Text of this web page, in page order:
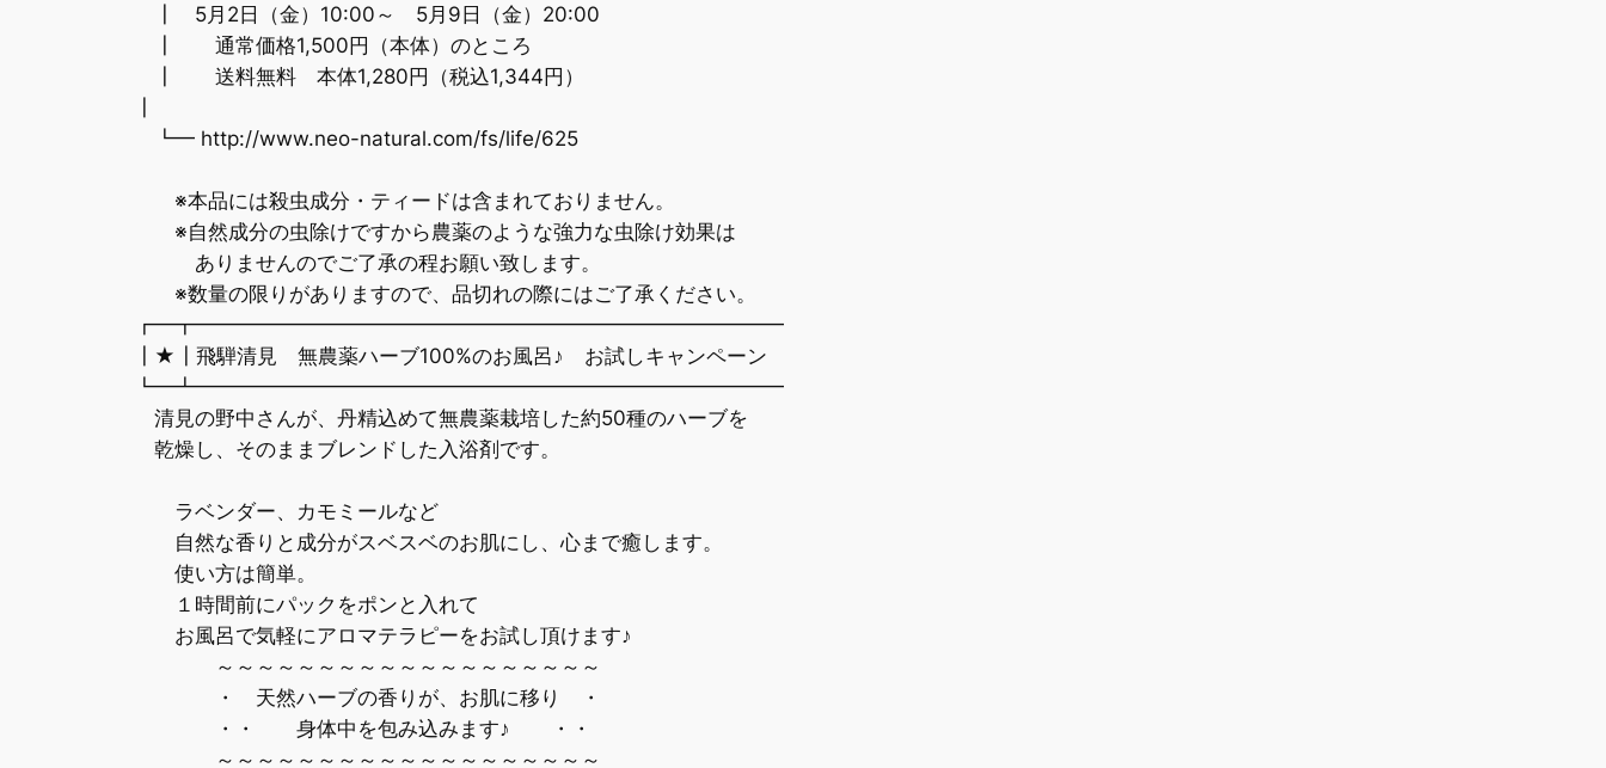
┃ 5月2日（金）10:00～ 5月9日（金）20:00
┃ 通常価格1,500円（本体）のところ
┃ 送料無料 本体1,280円（税込1,344円）
┗━ http://www.neo-natural.com/fs/life/625
※本品には殺虫成分・ティードは含まれておりません。
※自然成分の虫除けですから農薬のような強力な虫除け効果は
ありませんのでご了承の程お願い致します。
※数量の限りがありますので、品切れの際にはご了承ください。
┏━┳━━━━━━━━━━━━━━━━━━━━━━━━━━━━━
┃★┃飛騨清見 無農薬ハーブ100%のお風呂♪ お試しキャンペーン
┗━┻━━━━━━━━━━━━━━━━━━━━━━━━━━━━━
清見の野中さんが、丹精込めて無農薬栽培した約50種のハーブを
乾燥し、そのままブレンドした入浴剤です。
ラベンダー、カモミールなど
自然な香りと成分がスベスベのお肌にし、心まで癒します。
使い方は簡単。
１時間前にパックをポンと入れて
お風呂で気軽にアロマテラピーをお試し頂けます♪
～～～～～～～～～～～～～～～～～～～
・ 天然ハーブの香りが、お肌に移り ・
・・ 身体中を包み込みます♪ ・・
～～～～～～～～～～～～～～～～～～～